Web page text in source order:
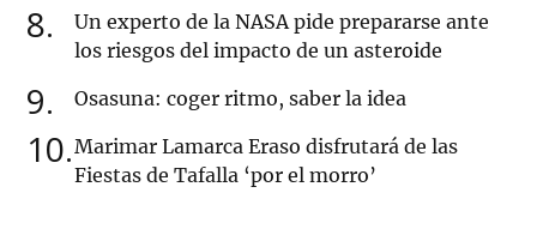
8
Un experto de la NASA pide prepararse ante
los riesgos del impacto de un asteroide
9 Osasuna: coger ritmo, saber la idea
10 Marimar Lamarca Eraso disfrutará de las
Fiestas de Tafalla ‘por el morro’